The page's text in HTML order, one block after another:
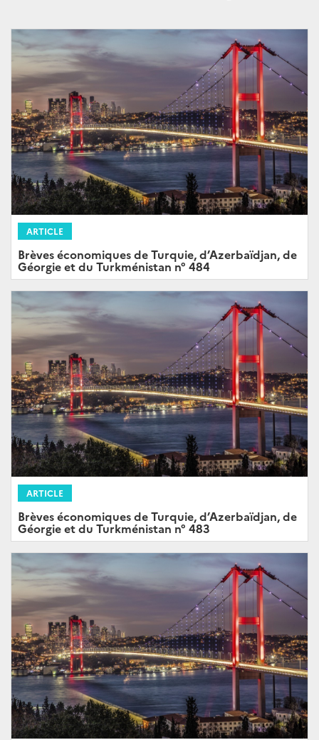
ARTICLE
Brèves économiques de Turquie, d’Azerbaïdjan, de
Géorgie et du Turkménistan n° 484
ARTICLE
Brèves économiques de Turquie, d’Azerbaïdjan, de
Géorgie et du Turkménistan n° 483